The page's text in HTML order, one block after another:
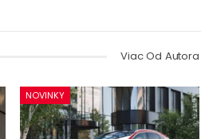
Viac Od Autora
NOVINKY